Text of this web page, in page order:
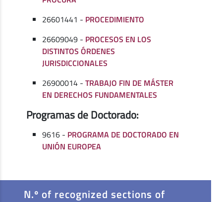
26601441 - PROCEDIMIENTO
26609049 - PROCESOS EN LOS
DISTINTOS ÓRDENES
JURISDICCIONALES
26900014 -TRABAJO FIN DE MÁSTER
EN DERECHOS FUNDAMENTALES
Programas de Doctorado:
9616 - PROGRAMA DE DOCTORADO EN
UNIÓN EUROPEA
N.º of recognized sections of